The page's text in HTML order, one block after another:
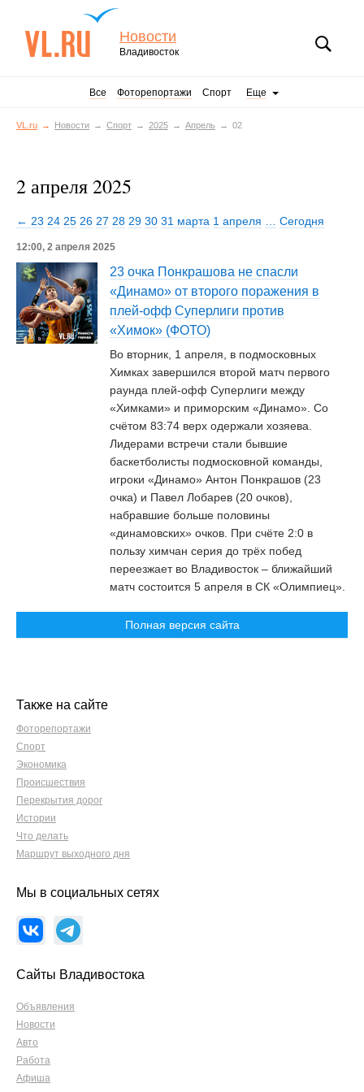
Новости
Владивосток
Все Фоторепортажи Спорт Еще
VL.ru Новости Спорт 2025 Апрель 02
2 апреля 2025
← 23 24 25 26 27 28 29 30 31 марта 1 апреля Сегодня
12:00, 2 апреля 2025
23 очка Понкрашова не спасли
«Динамо» от второго поражения в
плей-офф Суперлиги против
«Химок» (ФОТО)
Во вторник, 1 апреля, в подмосковных
Химках завершился второй матч первого
раунда плей-офф Суперлиги между
«Химками» и приморским «Динамо». Со
счётом 83:74 верх одержали хозяева.
Лидерами встречи стали бывшие
баскетболисты подмосковной команды,
игроки «Динамо» Антон Понкрашов (23
очка) и Павел Лобарев (20 очков),
набравшие больше половины
«динамовских» очков. При счёте 2:0 в
пользу химчан серия до трёх побед
переезжает во Владивосток – ближайший
матч состоится 5 апреля в СК «Олимпиец».
Полная версия сайта
Также на сайте
Фоторепортажи
Спорт
Экономика
Происшествия
Перекрытия дорог
Истории
Что делать
Маршрут выходного дня
Мы в социальных сетях
Сайты Владивостока
Объявления
Новости
Авто
Работа
Афиша